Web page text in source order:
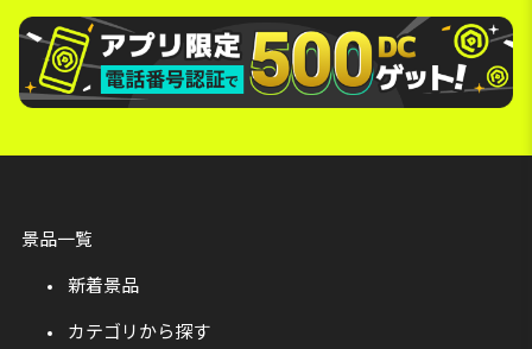
景品一覧
新着景品
カテゴリから探す